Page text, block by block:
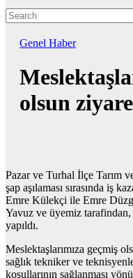
Genel Haber
olsun
Pazar ve Turhal İlçe Tarım
şap aşılaması sırasında iş
Emre Külekçi ile Emre
Yavuz ve üyemiz tarafindan,
yapıldı.
Meslektaşlarımıza geçmiş
sağlık tekniker ve
koşullarının sağlanması